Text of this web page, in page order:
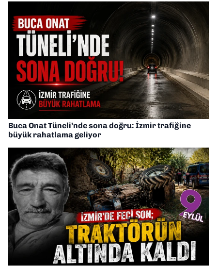
Buca Onat Tüneli’nde sona doğru: İzmir trafiğine
büyük rahatlama geliyor